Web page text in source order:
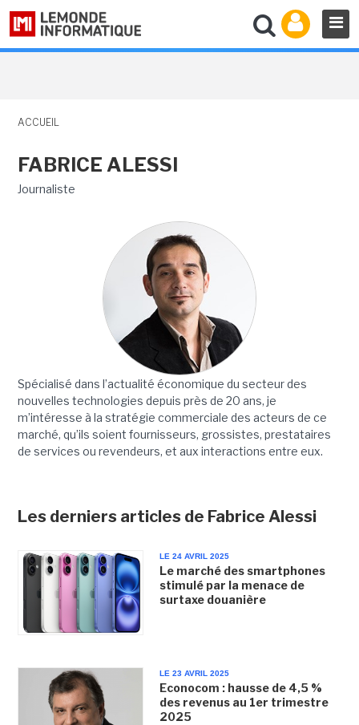
ACCUEIL
FABRICE ALESSI
Journaliste
Spécialisé dans l’actualité économique du secteur des
nouvelles technologies depuis près de 20 ans, je
m’intéresse à la stratégie commerciale des acteurs de ce
marché, qu’ils soient fournisseurs, grossistes, prestataires
de services ou revendeurs, et aux interactions entre eux.
Les derniers articles de Fabrice Alessi
LE 24 AVRIL 2025
Le marché des smartphones
stimulé par la menace de
surtaxe douanière
LE 23 AVRIL 2025
Econocom : hausse de 4,5 %
des revenus au 1er trimestre
2025